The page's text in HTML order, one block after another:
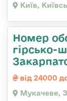
Київ,
Номер
гірсько-
від 24000
Мукачеве,